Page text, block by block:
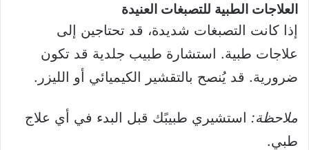
العلاجات الطبية للتصبغات العنيدة
إذا كانت التصبغات شديدة، قد تحتاجين إلى
علاجات طبية. استشارة طبيب جلدية قد تكون
ضرورية. قد يُنصح بالتقشير الكيميائي أو الليزر.
ملاحظة: استشيري طبيبًك قبل البدء في أي علاج
طبي.